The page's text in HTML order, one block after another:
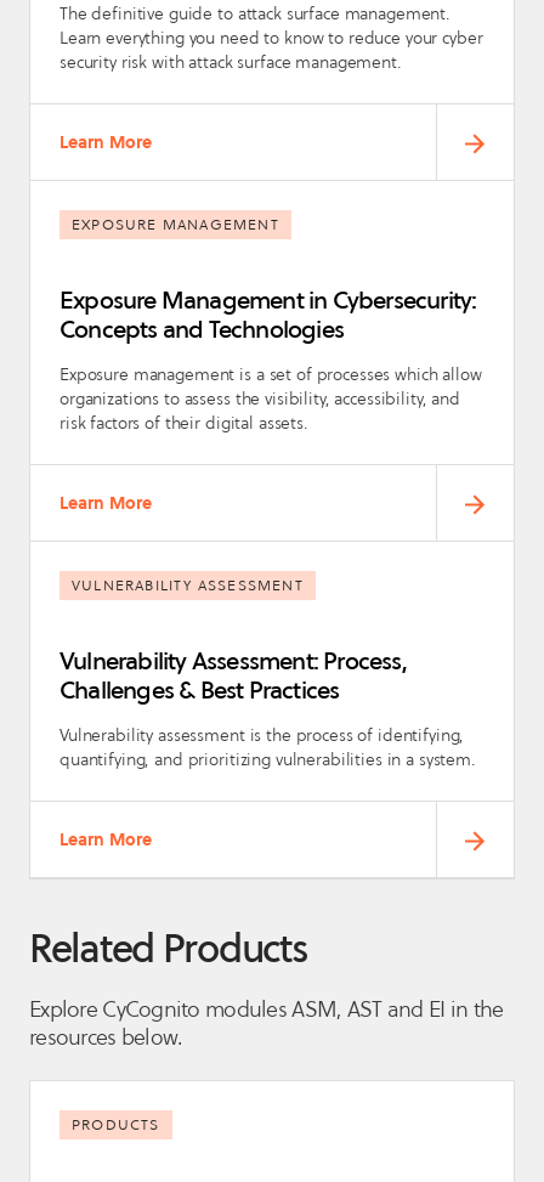
The definitive guide to attack surface management.
Learn everything you need to know to reduce your cyber
security risk with attack surface management.
Learn More
EXPOSURE MANAGEMENT
Exposure Management in Cybersecurity:
Concepts and Technologies
Exposure management is a set of processes which allow
organizations to assess the visibility, accessibility, and
risk factors of their digital assets.
Learn More
VULNERABILITY ASSESSMENT
Vulnerability Assessment: Process,
Challenges & Best Practices
Vulnerability assessment is the process of identifying,
quantifying, and prioritizing vulnerabilities in a system.
Learn More
Related Products
Explore CyCognito modules ASM, AST and EI in the
resources below.
PRODUCTS